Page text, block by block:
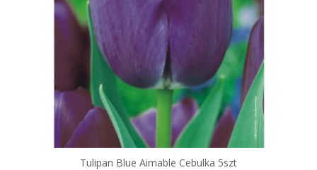
Tulipan Blue Aimable Cebulka 5szt